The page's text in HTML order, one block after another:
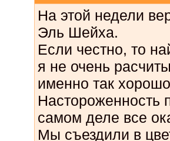
На этой недели
Эль Шейха.
Если честно, то
я не очень
именно так
Настороженность
самом деле все
Мы съездили в